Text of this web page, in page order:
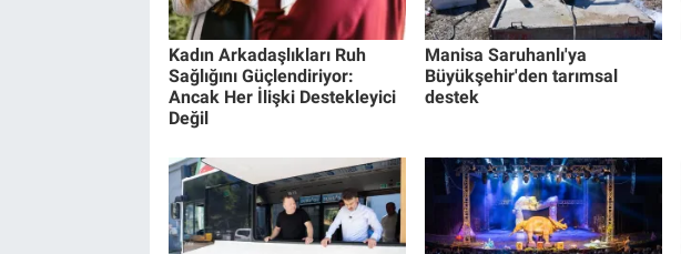
Kadın Arkadaşlıkları Ruh
Sağlığını Güçlendiriyor:
Ancak Her İlişki Destekleyici
Değil
Manisa Saruhanlı'ya
Büyükşehir'den tarımsal
destek